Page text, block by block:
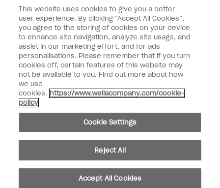
Informations clients
Connectez-Vous
facebookinstagramyoutube
Ne pas partager ou vendre des informations personnelles
Loi californienne sur la transparence des chaînes d'approvisionnement
© Copyright 2024, Wella Operations US LLC, Tous droits réservés.
This website uses cookies to give you a better
user experience. By clicking “Accept All Cookies”,
you agree to the storing of cookies on your device
to enhance site navigation, analyze site usage, and
assist in our marketing effort, and for ads
personalisations. Please remember that if you turn
cookies off, certain features of this website may
not be available to you. Find out more about how
we use
cookies. https://www.wellacompany.com/cookie-
policy
Cookie Settings
Reject All
Accept All Cookies